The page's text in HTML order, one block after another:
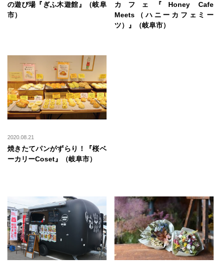
の遊び場『ぎふ木遊館』（岐阜
市）
カフェ『Honey Cafe
Meets（ハニーカフェミー
ツ）』（岐阜市）
2020.08.21
焼きたてパンがずらり！『桜ベ
ーカリーCoset』（岐阜市）